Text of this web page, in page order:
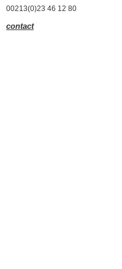
00213(0)23 46 12 80
contact